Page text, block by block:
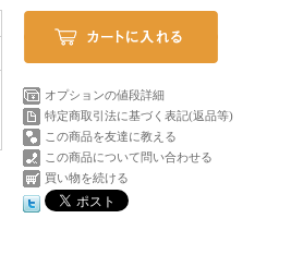
オプションの値段詳細
特定商取引法に基づく表記(返品等)
この商品を友達に教える
この商品について問い合わせる
買い物を続ける